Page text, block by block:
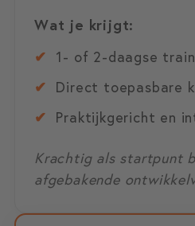
Wat je krijgt:
✔ 1- of 2-daagse
✔ Direct toepasbare
✔ Praktijkgericht en
Krachtig als startpunt
afgebakende